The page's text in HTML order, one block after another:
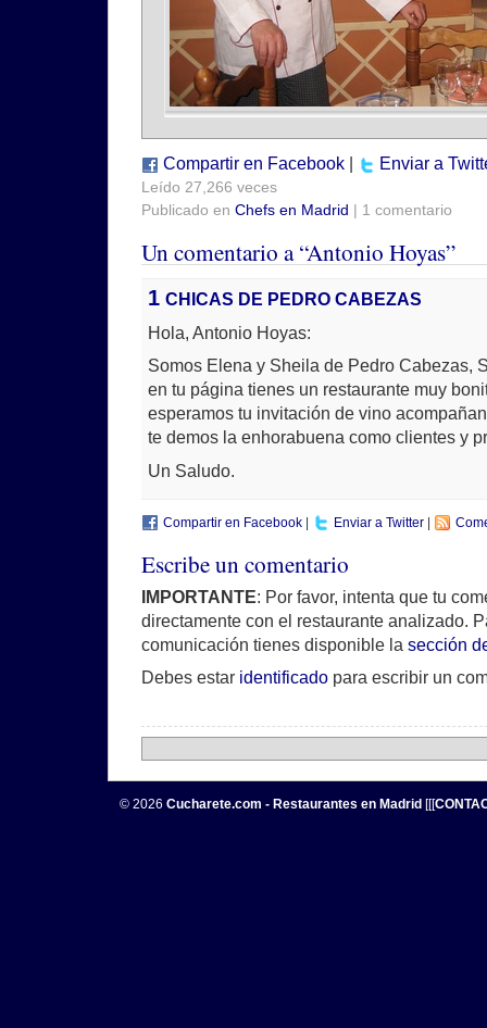
Compartir en Facebook Enviar a
Leído 27,266 veces
Publicado en Chefs en Madrid | 1 comentario
Un comentario a “Antonio Hoyas”
1 CHICAS DE PEDRO CABEZAS
Hola, Antonio Hoyas:
Somos Elena y Sheila de Pedro Cabezas,
en tu página tienes un restaurante muy
esperamos tu invitación de vino
te demos la enhorabuena como clientes y
Un Saludo.
Compartir en Facebook Enviar a Twitter
Escribe un comentario
IMPORTANTE: Por favor, intenta que tu
directamente con el restaurante analizado.
comunicación tienes disponible la sección
Debes estar identificado para escribir un
© 2026 Cucharete.com - Restaurantes en Madrid [[[